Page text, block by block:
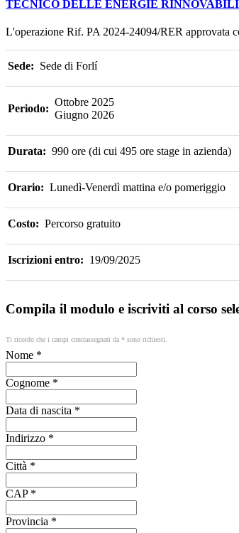
TECNICO DELLE ENERGIE RINNOVABILI
L'operazione Rif. PA 2024-24094/RER approvata
Sede: Sede di Forlí
Periodo:
Ottobre 2025
Giugno 2026
Durata: 990 ore (di cui 495 ore stage in azienda)
Orario: Lunedì-Venerdì mattina e/o pomeriggio
Costo: Percorso gratuito
Iscrizioni entro: 19/09/2025
Compila il modulo e iscriviti al corso
Ti ricordo che i campi contrassegnati da * sono richiesti.
Nome *
Cognome *
Data di nascita *
Indirizzo *
Città *
CAP *
Provincia *